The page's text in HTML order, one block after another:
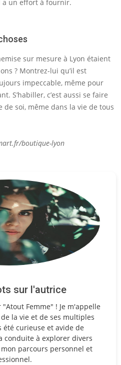
a un effort à fournir.
sur mesure à Lyon étaient
? Montrez-lui qu’il est
impeccable, même pour
S’habiller, c’est aussi se faire
soi, même dans la vie de tous
boutique-lyon
sur l'autrice
Femme" ! Je m'appelle
la vie et de ses multiples
été curieuse et avide de
conduite à explorer divers
parcours personnel et